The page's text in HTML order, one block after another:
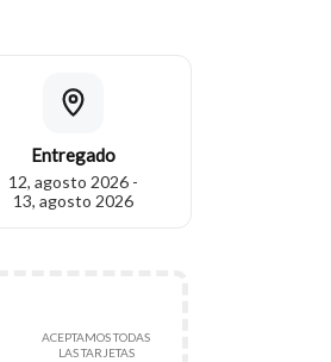
Entregado
12, agosto 2026 -
13, agosto 2026
ACEPTAMOS TODAS
LAS TARJETAS